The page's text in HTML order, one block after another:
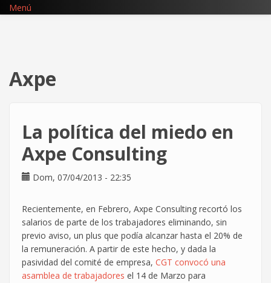
Pasar
Menú
Axpe
La política del miedo en
Axpe Consulting
Dom, 07/04/2013 - 22:35
Recientemente, en Febrero, Axpe Consulting recortó los
salarios de parte de los trabajadores eliminando, sin
previo aviso, un plus que podía alcanzar hasta el 20% de
la remuneración. A partir de este hecho, y dada la
pasividad del comité de empresa, CGT convocó una
asamblea de trabajadores el 14 de Marzo para